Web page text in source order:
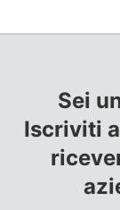
Sei
Iscriviti